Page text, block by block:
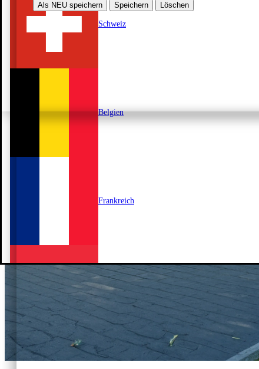
Als NEU speichern Speichern Löschen
Schweiz
Belgien
Frankreich
Luxemburg